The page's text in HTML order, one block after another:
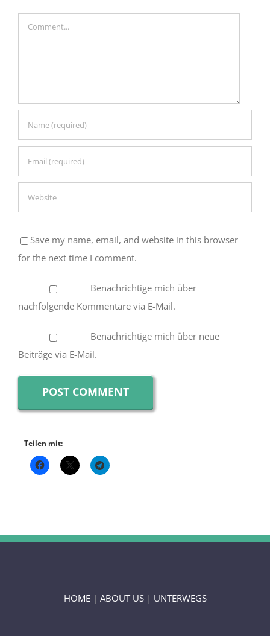
Comment
Save my name, email, and website in this browser
for the next time I comment.
Benachrichtige mich über
nachfolgende Kommentare via E-Mail.
Benachrichtige mich über neue
Beiträge via E-Mail.
Teilen mit:
HOME| ABOUT US| UNTERWEGS